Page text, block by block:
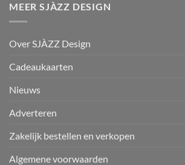
MEER SJÀZZ DESIGN
Over SJÀZZ Design
Cadeaukaarten
Nieuws
Adverteren
Zakelijk bestellen en verkopen
Algemene voorwaarden